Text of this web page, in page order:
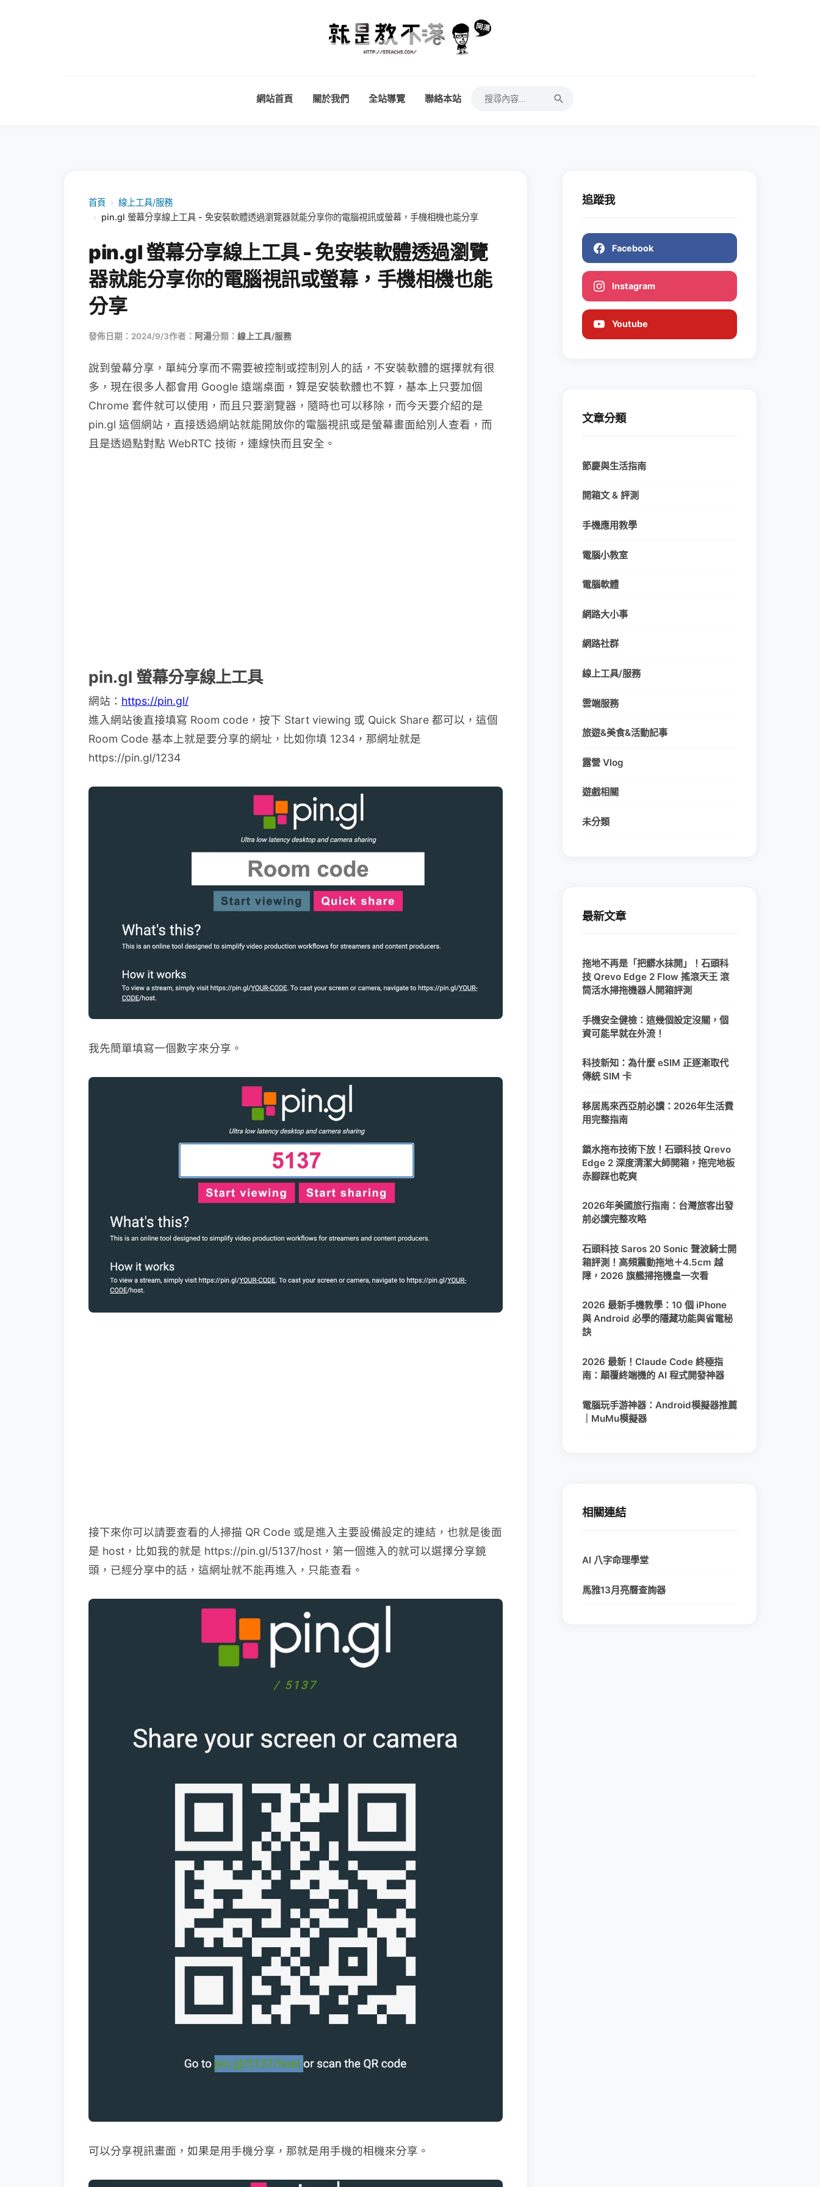
網站首頁 關於我們 全站導覽 聯絡本站
首頁 › 線上工具/服務
› pin.gl 螢幕分享線上工具 - 免安裝軟體透過瀏覽器就能分享你的電腦視訊或螢幕，手機相機也能分享
pin.gl 螢幕分享線上工具 - 免安裝軟體透過瀏覽
器就能分享你的電腦視訊或螢幕，手機相機也能
分享
發佈日期：2024/9/3作者： 阿湯分類： 線上工具/服務
說到螢幕分享，單純分享而不需要被控制或控制別人的話，不安裝軟體的選擇就有很
多，現在很多人都會用 Google 遠端桌面，算是安裝軟體也不算，基本上只要加個
Chrome 套件就可以使用，而且只要瀏覽器，隨時也可以移除，而今天要介紹的是
pin.gl 這個網站，直接透過網站就能開放你的電腦視訊或是螢幕畫面給別人查看，而
且是透過點對點 WebRTC 技術，連線快而且安全。
pin.gl 螢幕分享線上工具
網站： https://pin.gl/
進入網站後直接填寫 Room code，按下 Start viewing 或 Quick Share 都可以，這個
Room Code 基本上就是要分享的網址，比如你填 1234，那網址就是
https://pin.gl/1234
我先簡單填寫一個數字來分享。
接下來你可以請要查看的人掃描 QR Code 或是進入主要設備設定的連結，也就是後面
是 host，比如我的就是 https://pin.gl/5137/host，第一個進入的就可以選擇分享鏡
頭，已經分享中的話，這網址就不能再進入，只能查看。
可以分享視訊畫面，如果是用手機分享，那就是用手機的相機來分享。
追蹤我
Facebook
Instagram
Youtube
文章分類
節慶與生活指南
開箱文 & 評測
手機應用教學
電腦小教室
電腦軟體
網路大小事
網路社群
線上工具/服務
雲端服務
旅遊&美食&活動記事
露營 Vlog
遊戲相關
未分類
最新文章
拖地不再是「把髒水抹開」！石頭科
技 Qrevo Edge 2 Flow 搖滾天王 滾
筒活水掃拖機器人開箱評測
手機安全健檢：這幾個設定沒關，個
資可能早就在外流！
科技新知：為什麼 eSIM 正逐漸取代
傳統 SIM 卡
移居馬來西亞前必讀：2026年生活費
用完整指南
鎖水拖布技術下放！石頭科技 Qrevo
Edge 2 深度清潔大師開箱，拖完地板
赤腳踩也乾爽
2026年美國旅行指南：台灣旅客出發
前必讀完整攻略
石頭科技 Saros 20 Sonic 聲波騎士開
箱評測！高頻震動拖地＋4.5cm 越
障，2026 旗艦掃拖機皇一次看
2026 最新手機教學：10 個 iPhone
與 Android 必學的隱藏功能與省電秘
訣
2026 最新！Claude Code 終極指
南：顛覆終端機的 AI 程式開發神器
電腦玩手游神器：Android模擬器推薦
｜MuMu模擬器
相關連結
AI 八字命理學堂
馬雅13月亮曆查詢器